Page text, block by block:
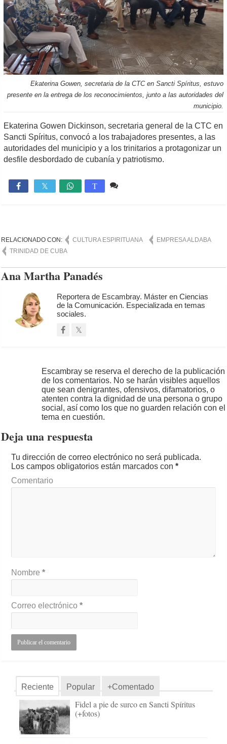
Ekaterina Gowen, secretaria de la CTC en Sancti Spíritus, estuvo
presente en la entrega de los reconocimientos, junto a las autoridades del
municipio.
Ekaterina Gowen Dickinson, secretaria general de la CTC en
Sancti Spíritus, convocó a los trabajadores presentes, a las
autoridades del municipio y a los trinitarios a protagonizar un
desfile desbordado de cubanía y patriotismo.
 T
RELACIONADO CON: CULTURA ESPIRITUANA
EMPRESA ALDABA
TRINIDAD DE CUBA
Ana Martha Panadés
Reportera de Escambray. Máster en Ciencias
de la Comunicación. Especializada en temas
sociales.
Escambray se reserva el derecho de la publicación
de los comentarios. No se harán visibles aquellos
que sean denigrantes, ofensivos, difamatorios, o
atenten contra la dignidad de una persona o grupo
social, así como los que no guarden relación con el
tema en cuestión.
Deja una respuesta
Tu dirección de correo electrónico no será publicada.
Los campos obligatorios están marcados con*
Comentario
Nombre*
Correo electrónico*
Reciente Popular +Comentado
Fidel a pie de surco en Sancti Spíritus
(+fotos)